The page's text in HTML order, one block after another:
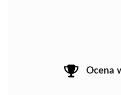
Ocena